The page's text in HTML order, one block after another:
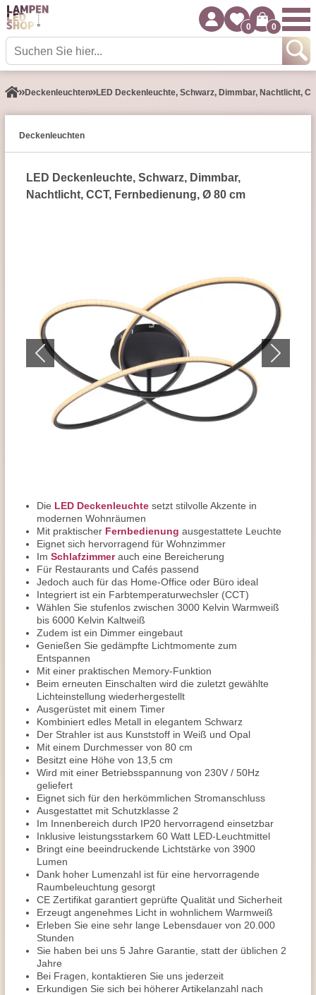
0 0
Decken­leuchten LED Deckenleuchte, Schwarz, Dimmbar, Nachtlicht,
Decken­leuchten
LED Deckenleuchte, Schwarz, Dimmbar,
Nachtlicht, CCT, Fernbedienung, Ø 80 cm
Die LED Deckenleuchte setzt stilvolle Akzente in
modernen Wohnräumen
Mit prakti­scher Fernbedienung ausgestattete Leuchte
Eignet sich hervorragend für Wohnzimmer
Im Schlafzimmerauch eine Bereicherung
Für Restaurants und Cafés passend
Jedoch auch für das Home-Office oder Büro ideal
Integriert ist ein Farbtemperaturwechsler (CCT)
Wählen Sie stufenlos zwischen 3000 Kelvin Warmweiß
bis 6000 Kelvin Kaltweiß
Zudem ist ein Dimmer eingebaut
Genießen Sie gedämpfte Lichtmomente zum
Entspannen
Mit einer praktischen Memory-Funktion
Beim erneuten Einschalten wird die zuletzt gewählte
Lichteinstellung wiederhergestellt
Ausgerüstet mit einem Timer
Kombiniert edles Metall in elegantem Schwarz
Der Strahler ist aus Kunststoff in Weiß und Opal
Mit einem Durchmesser von 80 cm
Besitzt eine Höhe von 13,5 cm
Wird mit einer Betriebsspannung von 230V / 50Hz
geliefert
Eignet sich für den herkömmlichen Stromanschluss
Ausgestattet mit Schutzklasse 2
Im Innenbereich durch IP20 hervorragend einsetzbar
Inklusive leistungsstarkem 60 Watt LED-Leuchtmittel
Bringt eine beeindruckende Lichtstärke von 3900
Lumen
Dank hoher Lumenzahl ist für eine hervorragende
Raumbeleuchtung gesorgt
CE Zertifikat garantiert geprüfte Qualität und Sicherheit
Erzeugt angenehmes Licht in wohnlichem Warmweiß
Erleben Sie eine sehr lange Lebensdauer von 20.000
Stunden
Sie haben bei uns 5 Jahre Garantie, statt der üblichen 2
Jahre
Bei Fragen, kontaktieren Sie uns jederzeit
Erkundigen Sie sich bei höherer Artikelanzahl nach